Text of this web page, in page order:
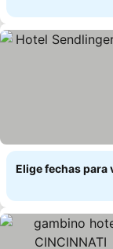
Elige fechas para